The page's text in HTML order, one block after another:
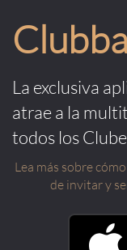
La exclusiva
atrae a la
todos los
Lea más sobre
de invitar y